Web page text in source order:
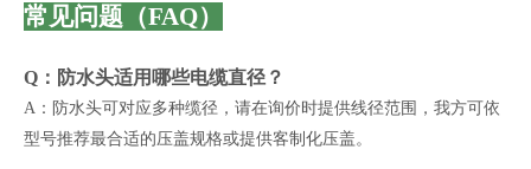
常见问题（FAQ）
Q：防水头适用哪些电缆直径？
A：防水头可对应多种缆径，请在询价时提供线径范围，我方可依
型号推荐最合适的压盖规格或提供客制化压盖。